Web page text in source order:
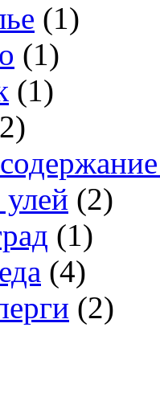
(1)
(1)
(1)
(2)
(1)
(4)
(2)